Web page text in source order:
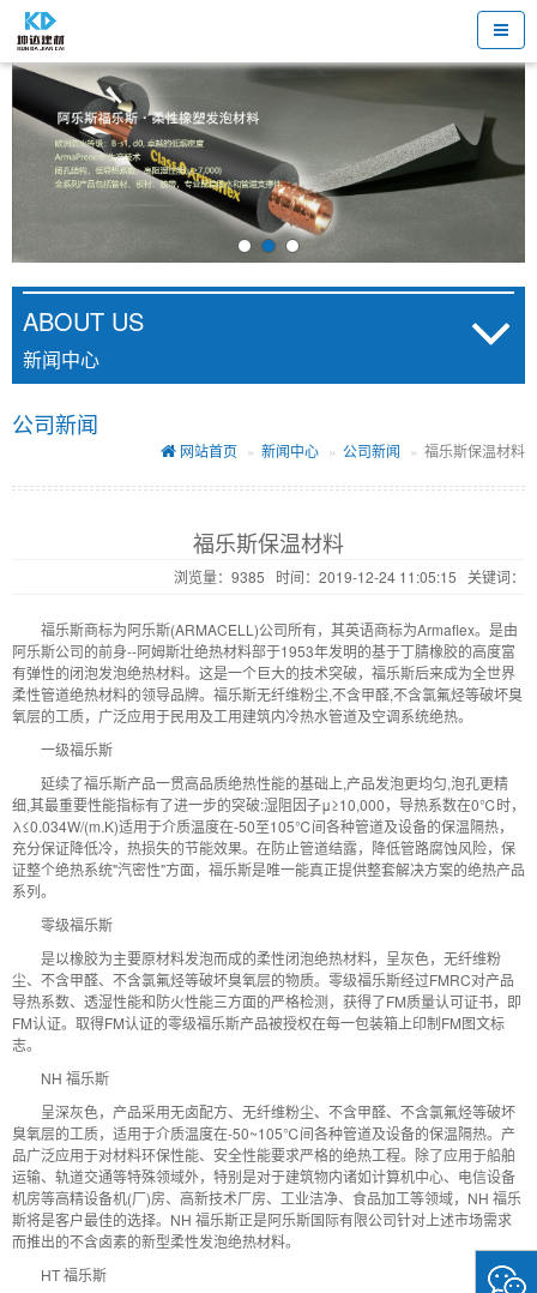
ABOUT US
新闻中心
公司新闻
网站首页 新闻中心 公司新闻 福乐斯保温材料
福乐斯保温材料
浏览量：9385 时间：2019-12-24 11:05:15 关键词：
福乐斯商标为阿乐斯(ARMACELL)公司所有，其英语商标为Armaflex。是由
阿乐斯公司的前身--阿姆斯壮绝热材料部于1953年发明的基于丁腈橡胶的高度富
有弹性的闭泡发泡绝热材料。这是一个巨大的技术突破，福乐斯后来成为全世界
柔性管道绝热材料的领导品牌。福乐斯无纤维粉尘,不含甲醛,不含氯氟烃等破坏臭
氧层的工质，广泛应用于民用及工用建筑内冷热水管道及空调系统绝热。
一级福乐斯
延续了福乐斯产品一贯高品质绝热性能的基础上,产品发泡更均匀,泡孔更精
细,其最重要性能指标有了进一步的突破:湿阻因子μ≥10,000，导热系数在0℃时，
λ≤0.034W/(m.K)适用于介质温度在-50至105℃间各种管道及设备的保温隔热，
充分保证降低冷，热损失的节能效果。在防止管道结露，降低管路腐蚀风险，保
证整个绝热系统"汽密性"方面，福乐斯是唯一能真正提供整套解决方案的绝热产品
系列。
零级福乐斯
是以橡胶为主要原材料发泡而成的柔性闭泡绝热材料，呈灰色，无纤维粉
尘、不含甲醛、不含氯氟烃等破坏臭氧层的物质。零级福乐斯经过FMRC对产品
导热系数、透湿性能和防火性能三方面的严格检测，获得了FM质量认可证书，即
FM认证。取得FM认证的零级福乐斯产品被授权在每一包装箱上印制FM图文标
志。
NH 福乐斯
呈深灰色，产品采用无卤配方、无纤维粉尘、不含甲醛、不含氯氟烃等破坏
臭氧层的工质，适用于介质温度在-50~105℃间各种管道及设备的保温隔热。产
品广泛应用于对材料环保性能、安全性能要求严格的绝热工程。除了应用于船舶
运输、轨道交通等特殊领域外，特别是对于建筑物内诸如计算机中心、电信设备
机房等高精设备机(厂)房、高新技术厂房、工业洁净、食品加工等领域，NH 福乐
斯将是客户最佳的选择。NH 福乐斯正是阿乐斯国际有限公司针对上述市场需求
而推出的不含卤素的新型柔性发泡绝热材料。
HT 福乐斯